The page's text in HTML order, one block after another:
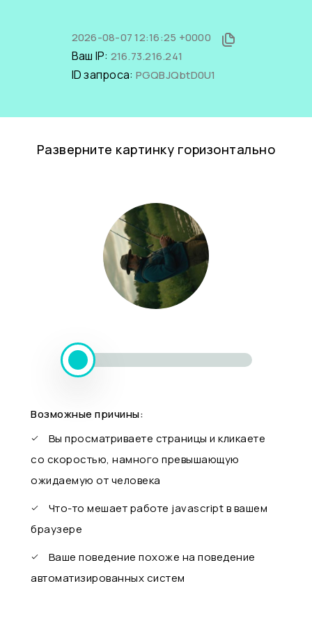
2026-08-07 12:16:25 +0000
Ваш IP: 216.73.216.241
ID запроса: PGQBJQbtD0U1
Разверните картинку горизонтально
Возможные причины:
Вы просматриваете страницы и кликаете
со скоростью, намного превышающую
ожидаемую от человека
Что-то мешает работе javascript в вашем
браузере
Ваше поведение похоже на поведение
автоматизированных систем